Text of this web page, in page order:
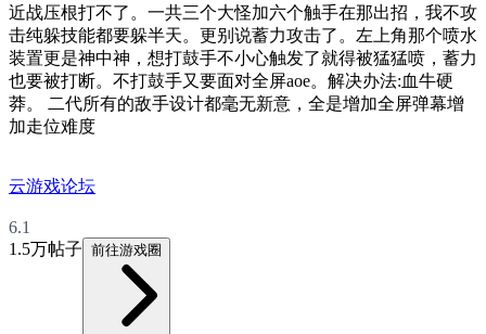
近战压根打不了。一共三个大怪加六个触手在那出招，我不攻
击纯躲技能都要躲半天。更别说蓄力攻击了。左上角那个喷水
装置更是神中神，想打鼓手不小心触发了就得被猛猛喷，蓄力
也要被打断。不打鼓手又要面对全屏aoe。解决办法:血牛硬
莽。 二代所有的敌手设计都毫无新意，全是增加全屏弹幕增
加走位难度
云游戏论坛
6.1
1.5万帖子 前往游戏圈